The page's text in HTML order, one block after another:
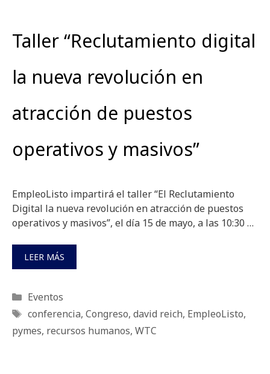
Taller “Reclutamiento digital
la nueva revolución en
atracción de puestos
operativos y masivos”
EmpleoListo impartirá el taller “El Reclutamiento
Digital la nueva revolución en atracción de puestos
operativos y masivos”, el día 15 de mayo, a las 10:30 …
LEER MÁS
Categorías
Eventos
Etiquetas
conferencia, Congreso, david reich, EmpleoListo,
pymes, recursos humanos, WTC